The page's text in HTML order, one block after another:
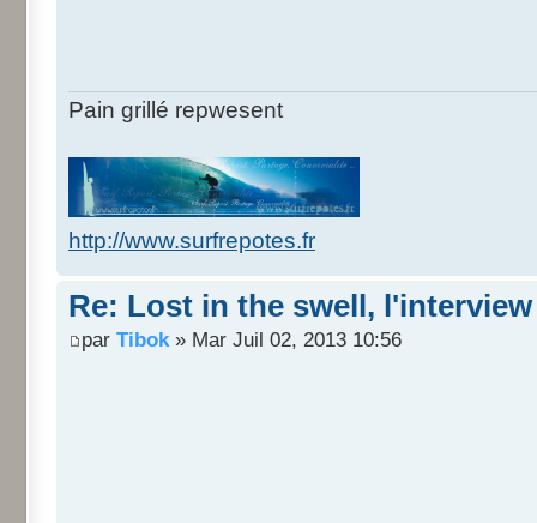
Pain grillé repwesent
http://www.surfrepotes.fr
Re: Lost in the swell, l'interview
par Tibok» Mar Juil 02, 2013 10:56